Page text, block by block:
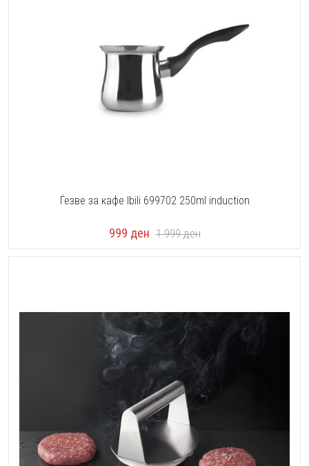
Ѓезве за кафе Ibili 699702 250ml induction
999 ден 1.999ден